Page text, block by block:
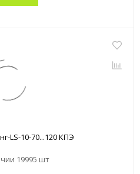
LS-10-70...120 КПЭ
19995 шт